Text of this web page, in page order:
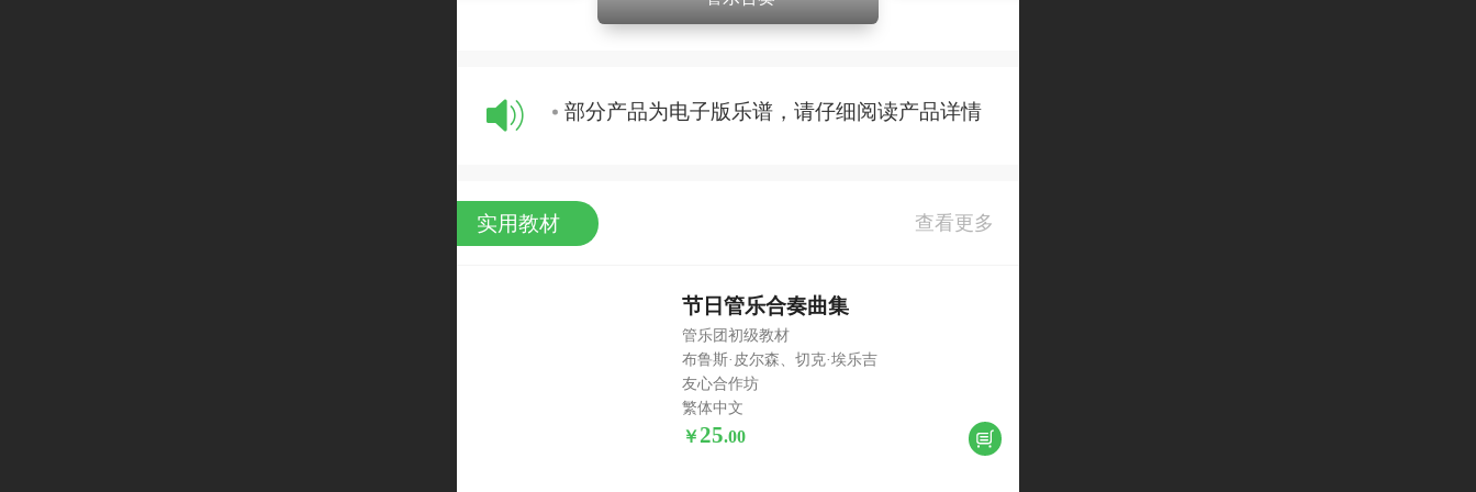
部分产品为电子版乐谱，请仔细阅读产品详情
部分产品为电子版乐谱，请仔细阅读产品详情
实用教材
节日管乐合奏曲集
管乐团初级教材
布鲁斯·皮尔森、切克·埃乐吉
友心合作坊
繁体中文
￥25.00